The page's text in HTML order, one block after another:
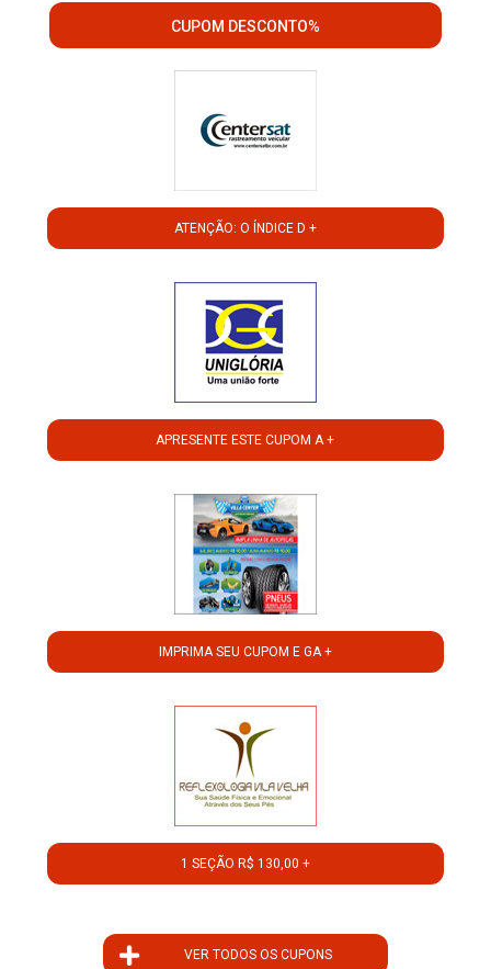
CUPOM DESCONTO%
ATENÇÃO: O ÍNDICE D +
APRESENTE ESTE CUPOM A +
IMPRIMA SEU CUPOM E GA +
1 SEÇÃO R$ 130,00 +
VER TODOS OS CUPONS